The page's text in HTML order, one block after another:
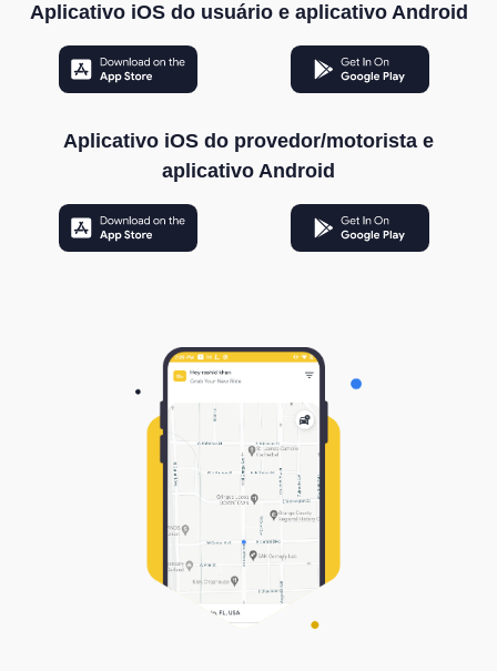
Aplicativo iOS do usuário e aplicativo Android
Aplicativo iOS do provedor/motorista e
aplicativo Android